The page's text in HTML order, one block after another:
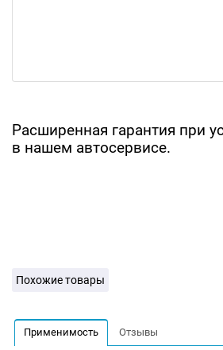
Расширенная гарантия при
в нашем автосервисе.
Похожие товары
Применимость Отзывы